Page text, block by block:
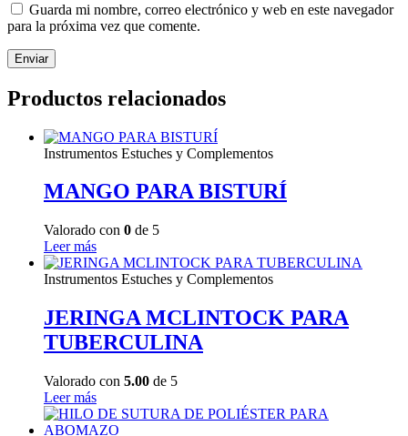
Guarda mi nombre, correo electrónico y web en este navegador
para la próxima vez que comente.
Productos relacionados
Instrumentos Estuches y Complementos
MANGO PARA BISTURÍ
Valorado con 0 de 5
Leer más
Instrumentos Estuches y Complementos
JERINGA MCLINTOCK PARA
TUBERCULINA
Valorado con 5.00 de 5
Leer más